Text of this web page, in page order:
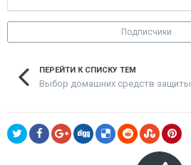
Подписчики
ПЕРЕЙТИ К СПИСКУ ТЕМ
Выбор домашних средств защиты